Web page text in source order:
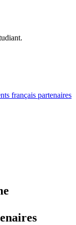
français partenaires